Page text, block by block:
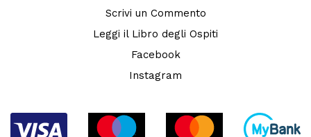
Scrivi un Commento
Leggi il Libro degli Ospiti
Facebook
Instagram